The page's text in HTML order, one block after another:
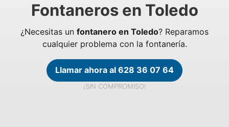
Fontaneros en Toledo
¿Necesitas un fontanero en Toledo? Reparamos
cualquier problema con la fontanería.
Llamar ahora al 628 36 07 64
¡SIN COMPROMISO!